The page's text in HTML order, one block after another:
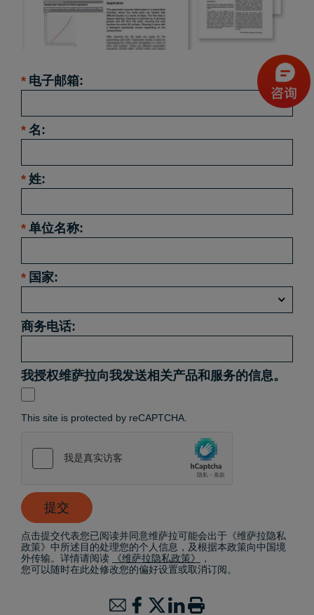
* 电子邮箱:
* 名:
* 姓:
* 单位名称:
* 国家:
商务电话:
我授权维萨拉向我发送相关产品和服务的信息。
This site is protected by reCAPTCHA.
提交
点击提交代表您已阅读并同意维萨拉可能会出于《维萨拉隐私
政策》中所述目的处理您的个人信息，及根据本政策向中国境
外传输。详情请阅读
《维萨拉隐私政策》
，
您可以随时在此处修改您的偏好设置或取消订阅。